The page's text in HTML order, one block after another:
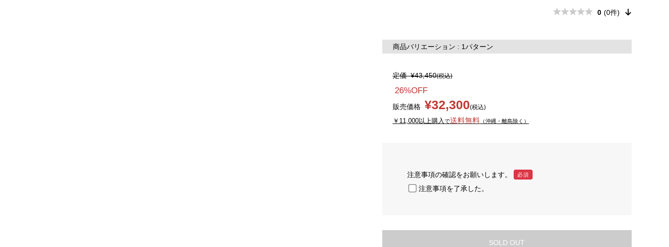
0 (0件)
商品バリエーション : 1パターン
定価¥43,450(税込)
26%OFF
販売価格 ¥32,300(税込)
￥11,000以上購入で送料無料（沖縄・離島除く）
注意事項の確認をお願いします。 必須
注意事項を了承した。
SOLD OUT